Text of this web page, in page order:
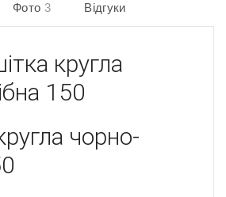
Фото 3 Відгуки
кругла
150
чорно-